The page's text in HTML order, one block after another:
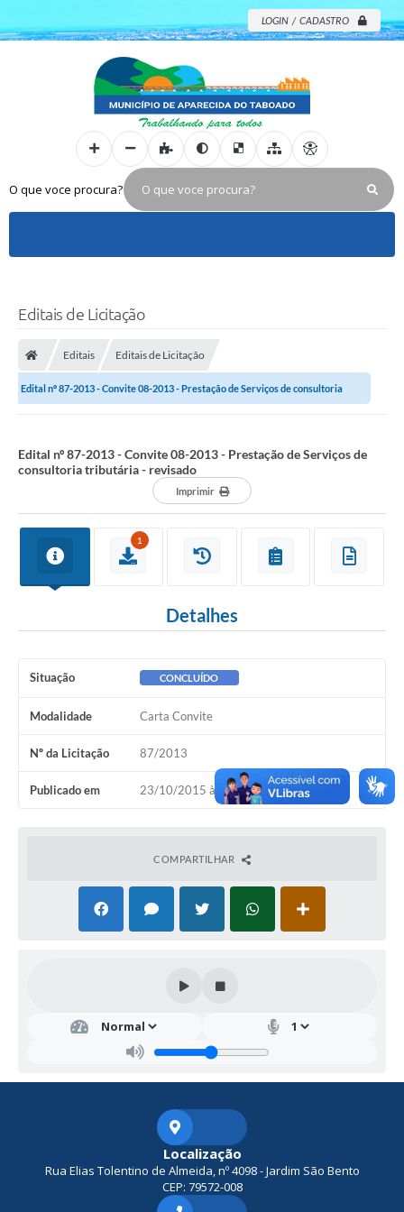
LOGIN / CADASTRO
O que voce procura?
Editais de Licitação
Editais Editais de Licitação
Edital nº 87-2013 - Convite 08-2013 - Prestação de Serviços de consultoria
Edital nº 87-2013 - Convite 08-2013 - Prestação de Serviços de
consultoria tributária - revisado
Imprimir
1
Detalhes
Situação CONCLUÍDO
Modalidade Carta Convite
Nº da Licitação 87/2013
Publicado em 23/10/2015 às 14h33
COMPARTILHAR
Localização
Rua Elias Tolentino de Almeida, nº 4098 - Jardim São Bento
CEP: 79572-008